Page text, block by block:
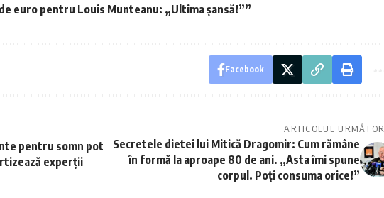
euro pentru Louis Munteanu: „Ultima șansă!””
Facebook
pentru somn pot
experții
ARTICOLUL URMĂTOR
Secretele dietei lui Mitică Dragomir: Cum rămâne
în formă la aproape 80 de ani. „Asta îmi spune
corpul. Poți consuma orice!”